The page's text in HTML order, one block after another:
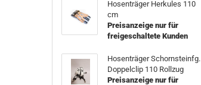
Hosenträger Herkules 110
cm
Preisanzeige nur für
freigeschaltete Kunden
Hosenträger Schornsteinfg.
Doppelclip 110 Rollzug
Preisanzeige nur für